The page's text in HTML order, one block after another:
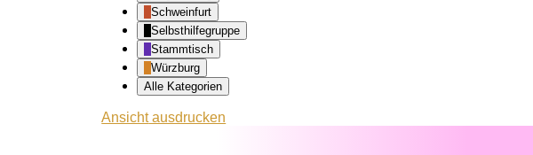
Schweinfurt
Selbsthilfegruppe
Stammtisch
Würzburg
Alle Kategorien
Ansichtausdrucken